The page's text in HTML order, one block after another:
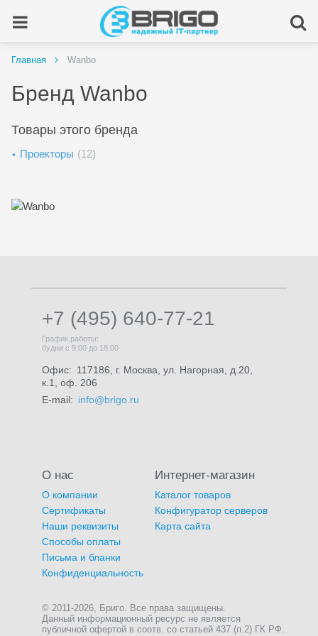
Главная Wanbo
Бренд Wanbo
Товары этого бренда
Проекторы (12)
+7 (495) 640-77-21
График работы:
будни с 9:00 до 18:00
Офис: 117186, г. Москва, ул. Нагорная, д.20,
к.1, оф. 206
E-mail: info@brigo.ru
О нас
О компании
Сертификаты
Наши реквизиты
Способы оплаты
Письма и бланки
Конфиденциальность
Интернет-магазин
Каталог товаров
Конфигуратор серверов
Карта сайта
© 2011-2026, Бриго. Все права защищены.
Данный информационный ресурс не является
публичной офертой в соотв. со статьей 437 (п.2) ГК РФ.